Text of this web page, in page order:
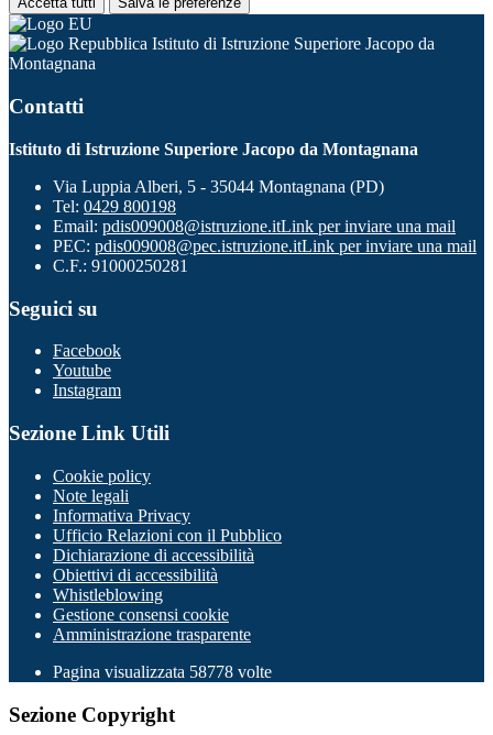
Istituto di Istruzione Superiore Jacopo da
Montagnana
Contatti
Istituto di Istruzione Superiore Jacopo da Montagnana
Via Luppia Alberi, 5 - 35044 Montagnana (PD)
Tel: 0429 800198
Email: pdis009008@istruzione.itLink per inviare una mail
PEC: pdis009008@pec.istruzione.itLink per inviare una mail
C.F.: 91000250281
Seguici su
Facebook
Youtube
Instagram
Sezione Link Utili
Cookie policy
Note legali
Informativa Privacy
Ufficio Relazioni con il Pubblico
Dichiarazione di accessibilità
Obiettivi di accessibilità
Whistleblowing
Gestione consensi cookie
Amministrazione trasparente
Pagina visualizzata 58778 volte
Sezione Copyright